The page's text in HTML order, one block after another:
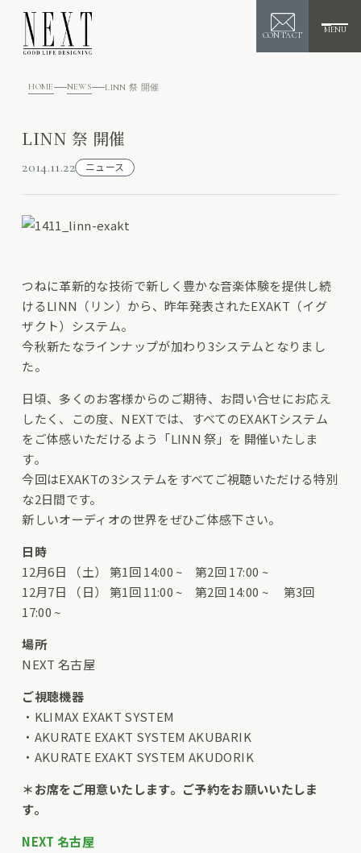
CONTACT
MENU
HOME NEWS LINN 祭 開催
LINN 祭 開催
2014.11.22 ニュース
つねに革新的な技術で新しく豊かな音楽体験を提供し続
けるLINN（リン）から、昨年発表されたEXAKT（イグ
ザクト）システム。
今秋新たなラインナップが加わり3システムとなりまし
た。
日頃、多くのお客様からのご期待、お問い合せにお応え
したく、この度、NEXTでは、すべてのEXAKTシステム
をご体感いただけるよう「LINN 祭」を 開催いたしま
す。
今回はEXAKTの3システムをすべてご視聴いただける特別
な2日間です。
新しいオーディオの世界をぜひご体感下さい。
日時
12月6日 （土） 第1回 14:00 ~ 第2回 17:00 ~
12月7日 （日） 第1回 11:00 ~ 第2回 14:00 ~ 第3回
17:00 ~
場所
NEXT 名古屋
ご視聴機器
・KLIMAX EXAKT SYSTEM
・AKURATE EXAKT SYSTEM AKUBARIK
・AKURATE EXAKT SYSTEM AKUDORIK
＊お席をご用意いたします。ご予約をお願いいたしま
す。
NEXT 名古屋